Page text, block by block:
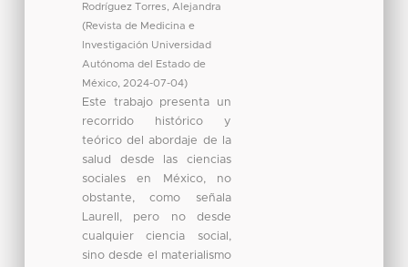
Rodríguez Torres, Alejandra
(Revista de Medicina e
Investigación Universidad
Autónoma del Estado de
México, 2024-07-04)
Este trabajo presenta un
recorrido histórico y
teórico del abordaje de la
salud desde las ciencias
sociales en México, no
obstante, como señala
Laurell, pero no desde
cualquier ciencia social,
sino desde el materialismo